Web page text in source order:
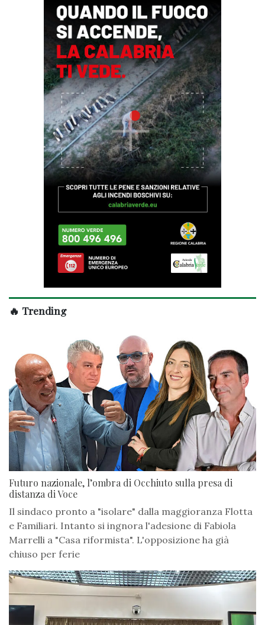
🔥 Trending
Futuro nazionale, l’ombra di Occhiuto sulla presa di
distanza di Voce
Il sindaco pronto a "isolare" dalla maggioranza Flotta
e Familiari. Intanto si ingnora l'adesione di Fabiola
Marrelli a "Casa riformista". L'opposizione ha già
chiuso per ferie